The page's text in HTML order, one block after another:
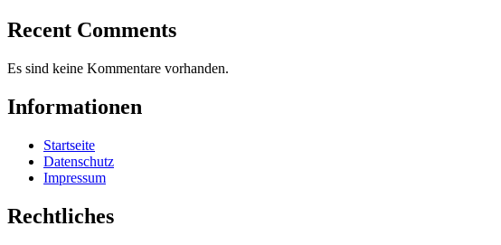
Recent Comments
Es sind keine Kommentare vorhanden.
Informationen
Startseite
Datenschutz
Impressum
Rechtliches